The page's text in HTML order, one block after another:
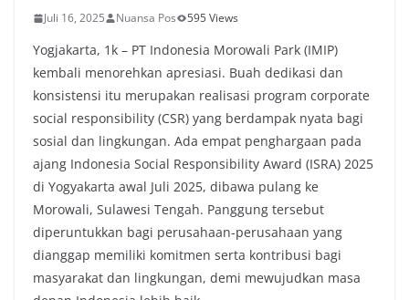
Juli 16, 2025 Nuansa Pos 595 Views
Yogjakarta, 1k – PT Indonesia Morowali Park (IMIP)
kembali menorehkan apresiasi. Buah dedikasi dan
konsistensi itu merupakan realisasi program corporate
social responsibility (CSR) yang berdampak nyata bagi
sosial dan lingkungan. Ada empat penghargaan pada
ajang Indonesia Social Responsibility Award (ISRA) 2025
di Yogyakarta awal Juli 2025, dibawa pulang ke
Morowali, Sulawesi Tengah. Panggung tersebut
diperuntukkan bagi perusahaan-perusahaan yang
dianggap memiliki komitmen serta kontribusi bagi
masyarakat dan lingkungan, demi mewujudkan masa